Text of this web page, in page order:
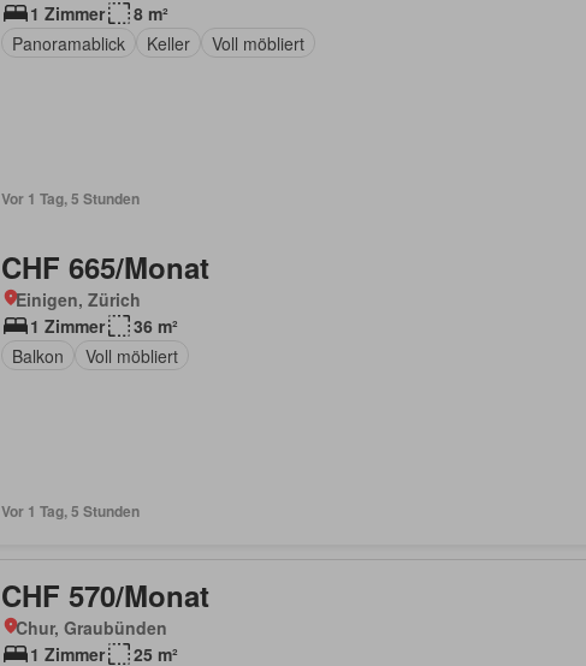
1 Zimmer
8 m²
Panoramablick
Keller Voll möbliert
Vor 1 Tag, 5 Stunden
CHF 665/Monat
Einigen, Zürich
1 Zimmer
36 m²
Balkon
Voll möbliert
Vor 1 Tag, 5 Stunden
CHF 570/Monat
Chur, Graubünden
1 Zimmer
25 m²